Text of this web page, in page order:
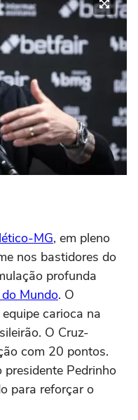
MG, em pleno
nos bastidores do
profunda
Mundo. O
carioca na
O Cruz-
com 20 pontos.
presidente Pedrinho
para reforçar o